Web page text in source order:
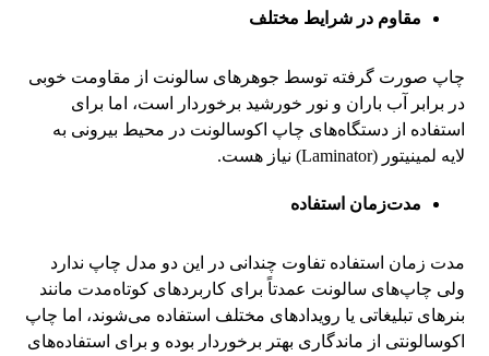
مقاوم در شرایط مختلف
چاپ صورت گرفته توسط جوهرهای سالونت از مقاومت خوبی
در برابر آب باران و نور خورشید برخوردار است، اما برای
استفاده از دستگاه‌های چاپ اکوسالونت در محیط بیرونی به
لایه لمینیتور (Laminator) نیاز هست.
مدت‌زمان استفاده
مدت زمان استفاده تفاوت چندانی در این دو مدل چاپ ندارد
ولی چاپ‌های سالونت عمدتاً برای کاربردهای کوتاه‌مدت مانند
بنرهای تبلیغاتی یا رویدادهای مختلف استفاده می‌شوند، اما چاپ
اکوسالونتی از ماندگاری بهتر برخوردار بوده و برای استفاده‌های